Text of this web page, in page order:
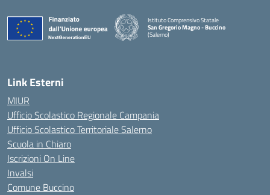
Istituto Comprensivo Statale
San Gregorio Magno - Buccino
(Salerno)
Link Esterni
MIUR
Ufficio Scolastico Regionale Campania
Ufficio Scolastico Territoriale Salerno
Scuola in Chiaro
Iscrizioni On Line
Invalsi
Comune Buccino